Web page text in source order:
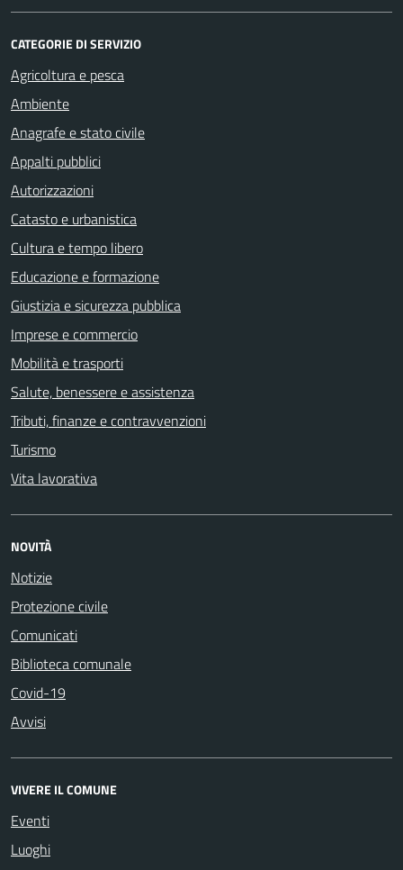
CATEGORIE DI SERVIZIO
Agricoltura e pesca
Ambiente
Anagrafe e stato civile
Appalti pubblici
Autorizzazioni
Catasto e urbanistica
Cultura e tempo libero
Educazione e formazione
Giustizia e sicurezza pubblica
Imprese e commercio
Mobilità e trasporti
Salute, benessere e assistenza
Tributi, finanze e contravvenzioni
Turismo
Vita lavorativa
NOVITÀ
Notizie
Protezione civile
Comunicati
Biblioteca comunale
Covid-19
Avvisi
VIVERE IL COMUNE
Eventi
Luoghi